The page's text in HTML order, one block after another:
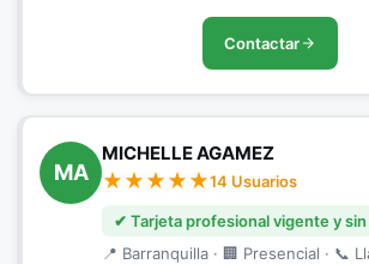
Contactar
MA
MICHELLE AGAMEZ
14 Usuarios
✔ Tarjeta profesional vigente y
📍 Barranquilla · 🏢 Presencial · 📞